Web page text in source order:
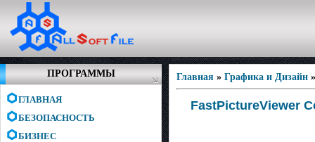
ПРОГРАММЫ
ГЛАВНАЯ
БЕЗОПАСНОСТЬ
БИЗНЕС
Главная » Графика и Дизайн
FastPictureViewer